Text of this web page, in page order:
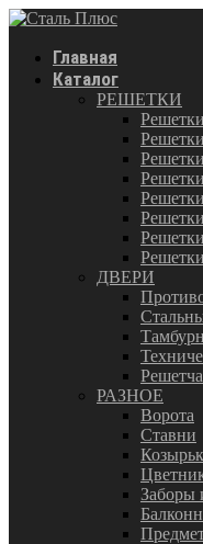
Главная
Каталог
РЕШЕТКИ
ДВЕРИ
РАЗНОЕ
Ворота
Ставни
Заборы